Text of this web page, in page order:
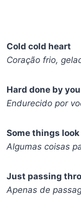
Cold cold heart
Coração frio,
Hard done by you
Endurecido por
Some things
Algumas coisas
Just passing
Apenas de